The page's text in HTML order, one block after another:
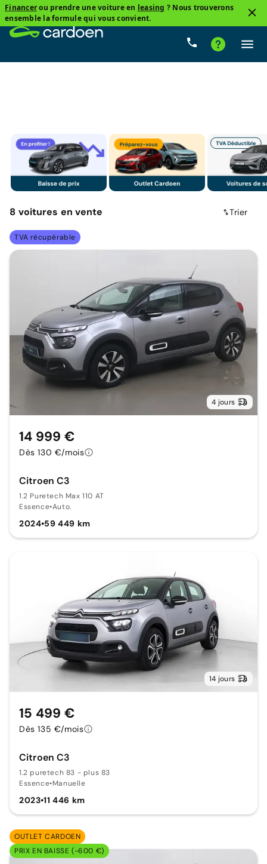
Financerou prendre une voiture en leasing ? Nous trouverons
ensemble la formule qui vous convient.
Prix Boîte
8 voitures en vente Trier
TVA récupérable
4 jours
Citroen C3
1.2 Puretech Max 110 AT
Essence•Auto.
2024•59 449 km
14 999 €
Dès 130 €/mois
14 jours
Citroen C3
1.2 puretech 83 - plus 83
Essence•Manuelle
2023•11 446 km
15 499 €
Dès 135 €/mois
OUTLET CARDOEN
PRIX EN BAISSE (-600 €)